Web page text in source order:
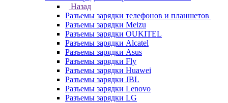
Назад
Разъемы зарядки телефонов и планшетов
Разъемы зарядки Meizu
Разъемы зарядки OUKITEL
Разъемы зарядки Alcatel
Разъемы зарядки Asus
Разъемы зарядки Fly
Разъемы зарядки Huawei
Разъемы зарядки JBL
Разъемы зарядки Lenovo
Разъемы зарядки LG